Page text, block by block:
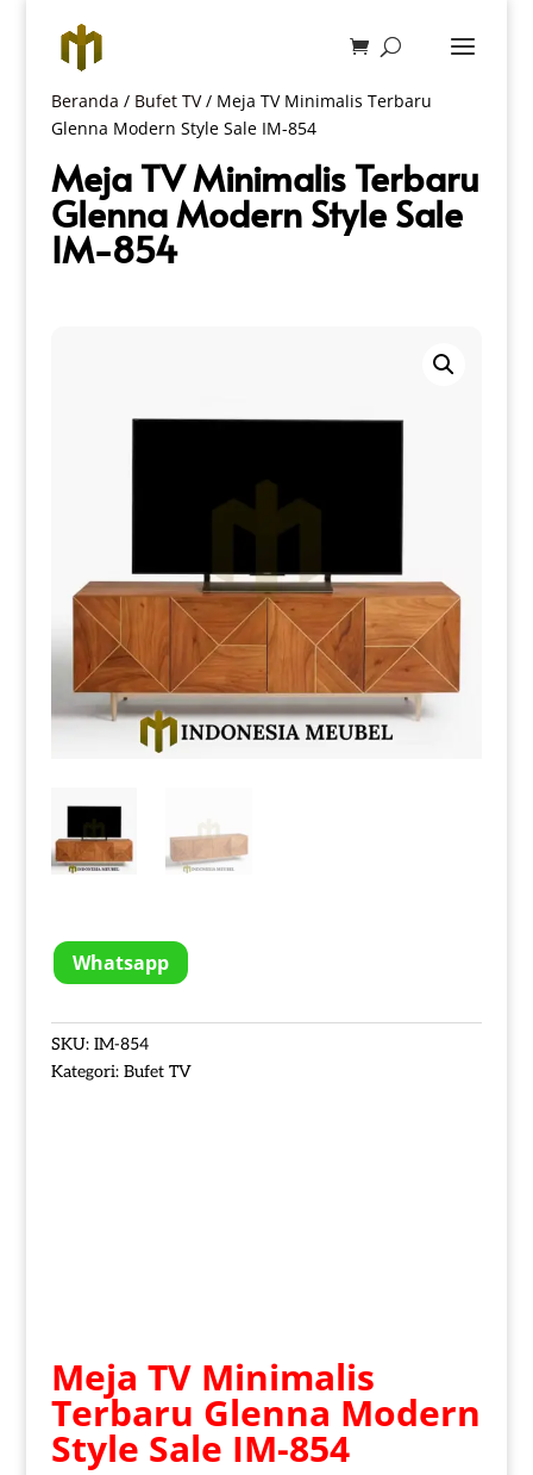
Beranda / Bufet TV/ Meja TV Minimalis Terbaru
Glenna Modern Style Sale IM-854
Meja TV Minimalis Terbaru
Glenna Modern Style Sale
IM-854
Whatsapp
SKU: IM-854
Kategori: Bufet TV
Meja TV Minimalis
Terbaru Glenna Modern
Style Sale IM-854